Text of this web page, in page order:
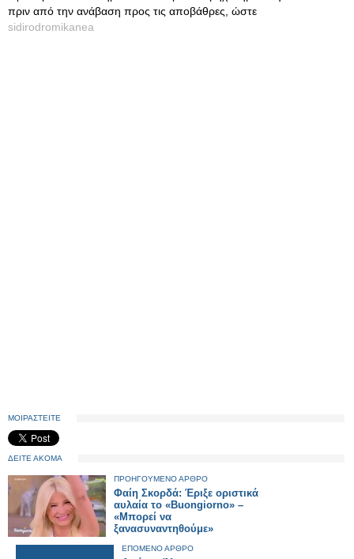
πριν από την ανάβαση προς τις αποβάθρες, ώστε
sidirodromikanea
ΜΟΙΡΑΣΤΕΙΤΕ
ΔΕΙΤΕ ΑΚΟΜΑ
ΠΡΟΗΓΟΥΜΕΝΟ ΑΡΘΡΟ
Φαίη Σκορδά: Έριξε οριστικά
αυλαία το «Buongiorno» –
«Μπορεί να
ξανασυναντηθούμε»
ΕΠΟΜΕΝΟ ΑΡΘΡΟ